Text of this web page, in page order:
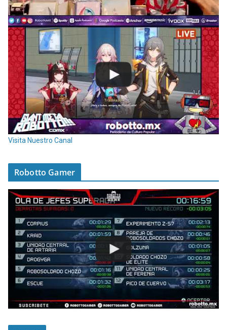
Visita Nuestro Canal
Robotto Gamer